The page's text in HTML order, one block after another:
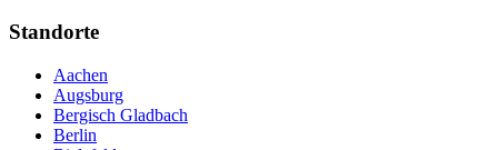
Standorte
Aachen
Augsburg
Bergisch Gladbach
Berlin